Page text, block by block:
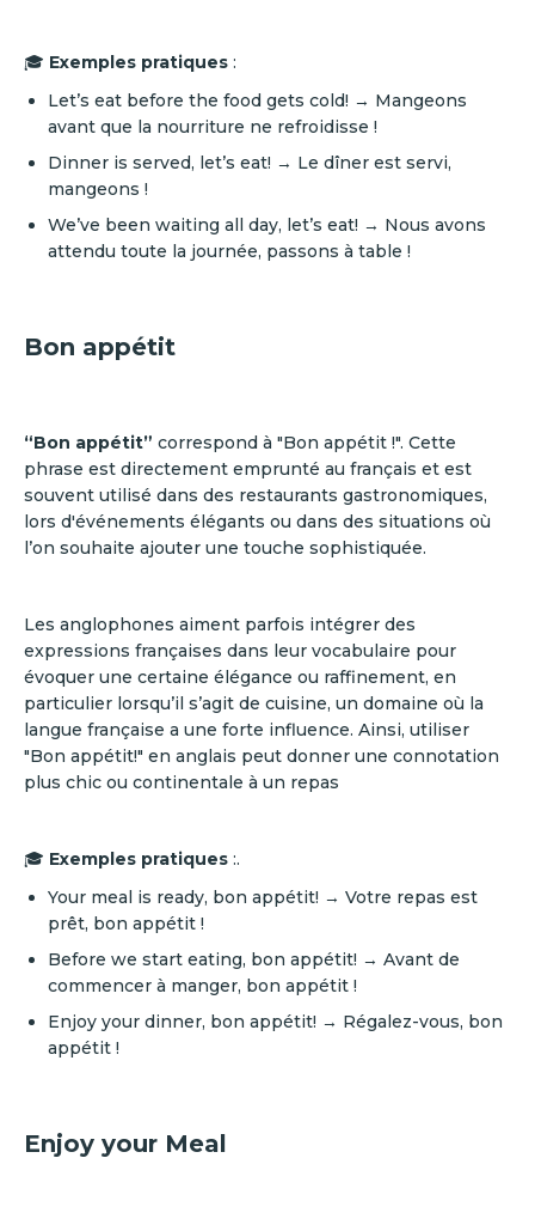
🎓 Exemples pratiques :
Let’s eat before the food gets cold! → Mangeons
avant que la nourriture ne refroidisse !
Dinner is served, let’s eat! → Le dîner est servi,
mangeons !
We’ve been waiting all day, let’s eat! → Nous avons
attendu toute la journée, passons à table !
Bon appétit
“Bon appétit” correspond à "Bon appétit !". Cette
phrase est directement emprunté au français et est
souvent utilisé dans des restaurants gastronomiques,
lors d'événements élégants ou dans des situations où
l’on souhaite ajouter une touche sophistiquée.
Les anglophones aiment parfois intégrer des
expressions françaises dans leur vocabulaire pour
évoquer une certaine élégance ou raffinement, en
particulier lorsqu’il s’agit de cuisine, un domaine où la
langue française a une forte influence. Ainsi, utiliser
"Bon appétit!" en anglais peut donner une connotation
plus chic ou continentale à un repas
🎓 Exemples pratiques :.
Your meal is ready, bon appétit! → Votre repas est
prêt, bon appétit !
Before we start eating, bon appétit! → Avant de
commencer à manger, bon appétit !
Enjoy your dinner, bon appétit! → Régalez-vous, bon
appétit !
Enjoy your Meal